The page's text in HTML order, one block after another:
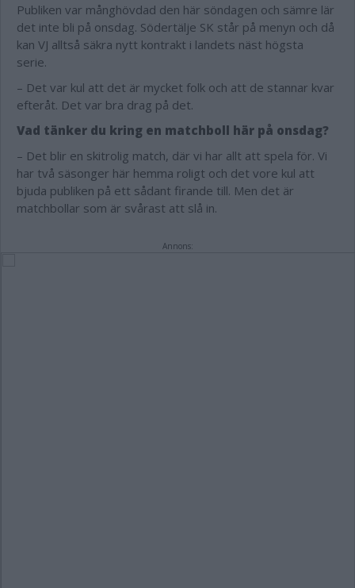
Publiken var månghövdad den här söndagen och sämre lär
det inte bli på onsdag. Södertälje SK står på menyn och då
kan VJ alltså säkra nytt kontrakt i landets näst högsta
serie.
– Det var kul att det är mycket folk och att de stannar kvar
efteråt. Det var bra drag på det.
Vad tänker du kring en matchboll här på onsdag?
– Det blir en skitrolig match, där vi har allt att spela för. Vi
har två säsonger här hemma roligt och det vore kul att
bjuda publiken på ett sådant firande till. Men det är
matchbollar som är svårast att slå in.
Annons: